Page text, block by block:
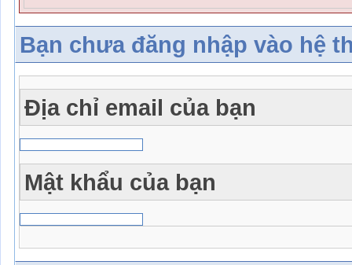
Bạn chưa đăng nhập vào hệ
Địa chỉ email của bạn
Mật khẩu của bạn